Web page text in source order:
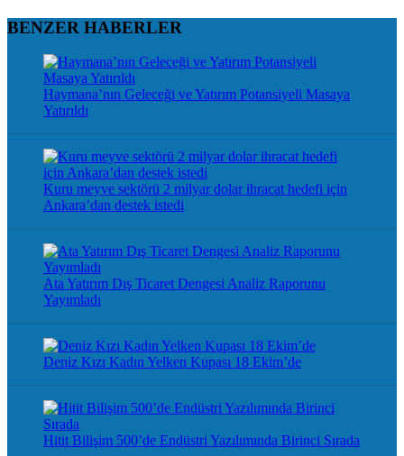
BENZER HABERLER
Haymana’nın Geleceği ve Yatırım Potansiyeli Masaya
Yatırıldı
Kuru meyve sektörü 2 milyar dolar ihracat hedefi için
Ankara’dan destek istedi
Ata Yatırım Dış Ticaret Dengesi Analiz Raporunu
Yayımladı
Deniz Kızı Kadın Yelken Kupası 18 Ekim’de
Hitit Bilişim 500’de Endüstri Yazılımında Birinci Sırada